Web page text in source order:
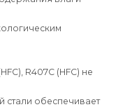
R407C (HFC) не
обеспечивает